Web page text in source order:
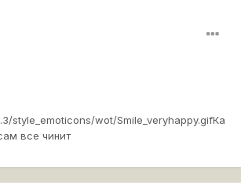
style_emoticons/wot/Smile_veryhappy.gifКа
все чинит